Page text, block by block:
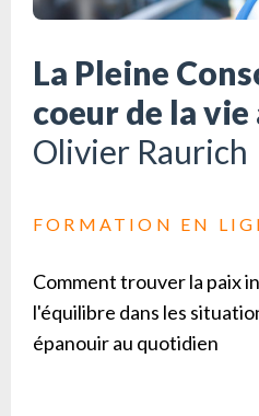
La Pleine
coeur de la
Olivier Raurich
FORMATION EN
Comment trouver la paix
l'équilibre dans les
épanouir au quotidien